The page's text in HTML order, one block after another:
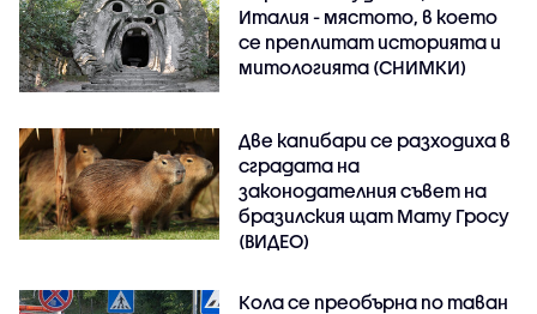
Италия - мястото, в което
се преплитат историята и
митологията (СНИМКИ)
Две капибари се разходиха в
сградата на
законодателния съвет на
бразилския щат Мату Гросу
(ВИДЕО)
Кола се преобърна по таван